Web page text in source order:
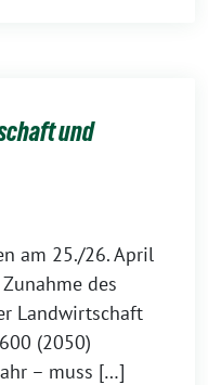
und
am 25./26. April
des
Landwirtschaft
(2050)
– muss […]